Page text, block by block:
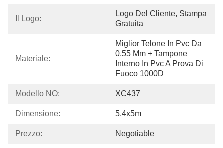
Il Logo:
Logo Del Cliente, Stampa
Gratuita
Materiale:
Miglior Telone In Pvc Da
0,55 Mm + Tampone
Interno In Pvc A Prova Di
Fuoco 1000D
Modello NO: XC437
Dimensione: 5.4x5m
Prezzo: Negotiable